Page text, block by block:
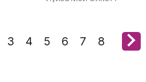
3 4 5 6 7 8